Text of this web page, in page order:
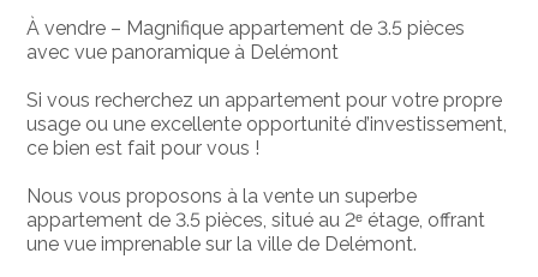
À vendre – Magnifique appartement de 3.5 pièces
avec vue panoramique à Delémont
Si vous recherchez un appartement pour votre propre
usage ou une excellente opportunité d’investissement,
ce bien est fait pour vous !
Nous vous proposons à la vente un superbe
appartement de 3.5 pièces, situé au 2ᵉ étage, offrant
une vue imprenable sur la ville de Delémont.